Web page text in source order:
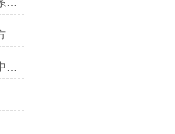
电磁失电制动器的常见故障及处理方法讲解